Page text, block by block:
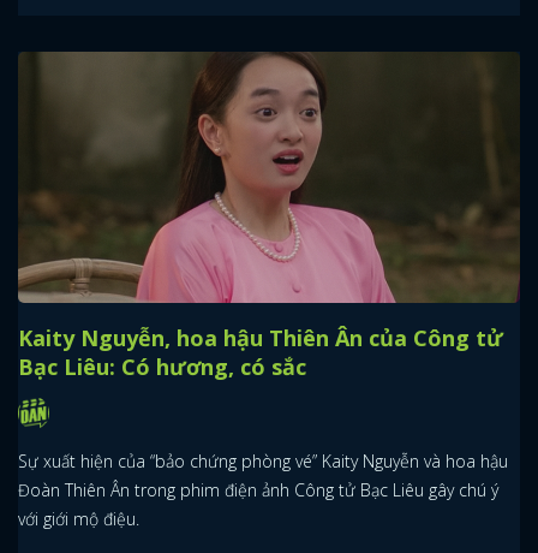
Kaity Nguyễn, hoa hậu Thiên Ân của Công tử
Bạc Liêu: Có hương, có sắc
Sự xuất hiện của “bảo chứng phòng vé” Kaity Nguyễn và hoa hậu
Đoàn Thiên Ân trong phim điện ảnh Công tử Bạc Liêu gây chú ý
với giới mộ điệu.